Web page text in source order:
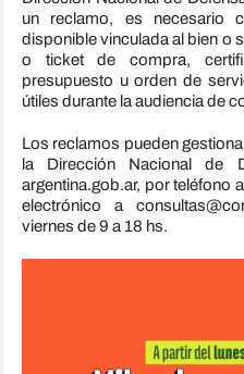
un reclamo, es necesario
disponible vinculada al bien o
o ticket de compra,
presupuesto u orden de
útiles durante la audiencia de
Los reclamos pueden
la Dirección Nacional de
argentina.gob.ar, por
electrónico a
viernes de 9 a 18 hs.